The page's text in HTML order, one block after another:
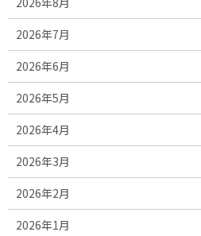
2026年7月
2026年6月
2026年5月
2026年4月
2026年3月
2026年2月
2026年1月